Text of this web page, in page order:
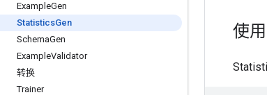
ExampleGen
StatisticsGen
SchemaGen
ExampleValidator
转换
Trainer
使